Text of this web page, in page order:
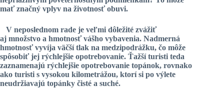
mať značný vplyv na životnosť obuvi.
V neposlednom rade je veľmi dôležité zvážiť
aj množstvo a hmotnosť vášho vybavenia. Nadmerná
hmotnosť vyvíja väčší tlak na medzipodrážku, čo môže
spôsobiť jej rýchlejšie opotrebovanie. Ťažší turisti teda
zaznamenajú rýchlejšie opotrebovanie topánok, rovnako
ako turisti s vysokou kilometrážou, ktorí si po výlete
neudržiavajú topánky čisté a suché.